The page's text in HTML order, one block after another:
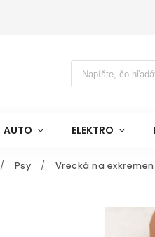
AUTO ELEKTRO
/ Psy / Vrecká na